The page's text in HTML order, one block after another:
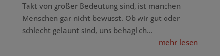
Takt von großer Bedeutung sind, ist manchen
Menschen gar nicht bewusst. Ob wir gut oder
schlecht gelaunt sind, uns behaglich...
mehr lesen